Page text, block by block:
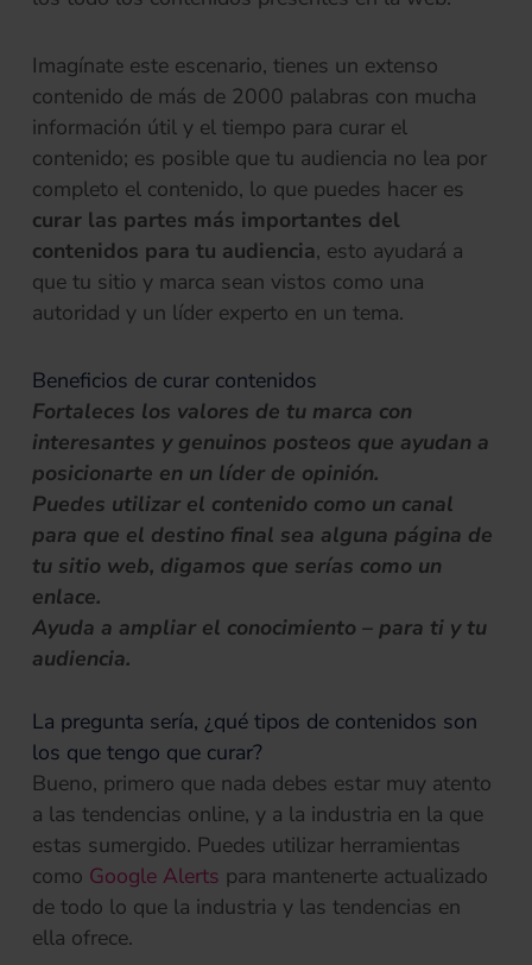
Imagínate este escenario, tienes un extenso
contenido de más de 2000 palabras con mucha
información útil y el tiempo para curar el
contenido; es posible que tu audiencia no lea por
completo el contenido, lo que puedes hacer es
curar las partes más importantes del
contenidos para tu audiencia, esto ayudará a
que tu sitio y marca sean vistos como una
autoridad y un líder experto en un tema.
Beneficios de curar contenidos
Fortaleces los valores de tu marca con
interesantes y genuinos posteos que ayudan a
posicionarte en un líder de opinión.
Puedes utilizar el contenido como un canal
para que el destino final sea alguna página de
tu sitio web, digamos que serías como un
enlace.
Ayuda a ampliar el conocimiento – para ti y tu
audiencia.
La pregunta sería, ¿qué tipos de contenidos son
los que tengo que curar?
Bueno, primero que nada debes estar muy atento
a las tendencias online, y a la industria en la que
estas sumergido. Puedes utilizar herramientas
como Google Alerts (se abre en una pestaña nueva)
para mantenerte actualizado
de todo lo que la industria y las tendencias en
ella ofrece.